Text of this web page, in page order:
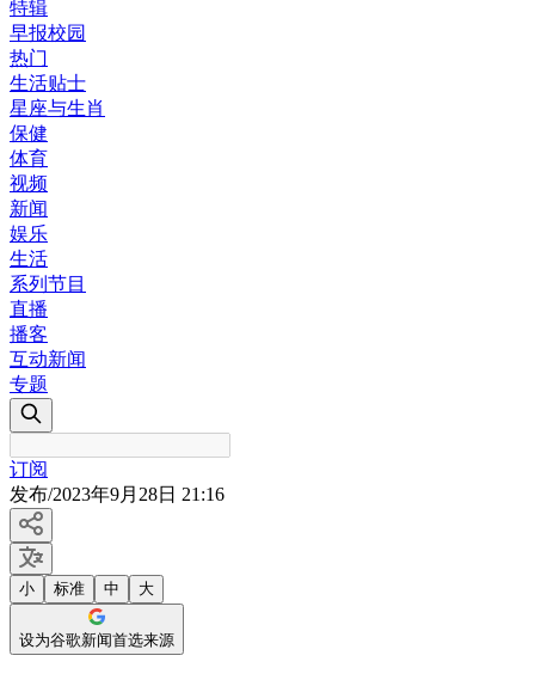
特辑
早报校园
热门
生活贴士
星座与生肖
保健
体育
视频
新闻
娱乐
生活
系列节目
直播
播客
互动新闻
专题
订阅
发布/2023年9月28日 21:16
小 标准 中 大
设为谷歌新闻首选来源